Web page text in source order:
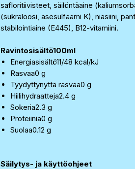
safloritiivisteet, säilöntäaine
(sukraloosi, asesulfaami K), niasiini,
stabilointiaine (E445), B12-vitamiini.
Ravintosisältö100ml
Energiasisältö11/48 kcal/kJ
Rasvaa0 g
Tyydyttynyttä rasvaa0 g
Hiilihydraatteja2.4 g
Sokeria2.3 g
Proteiinia0 g
Suolaa0.12 g
Säilytys- ja käyttöohjeet